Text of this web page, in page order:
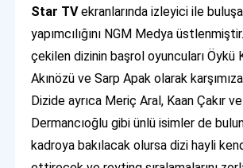
Star TVekranlarında izleyici ile
yapımcılığını NGM Medya üstlenmiştir.
çekilen dizinin başrol oyuncuları Öykü
Akınözü ve Sarp Apak olarak
Dizide ayrıca Meriç Aral, Kaan Çakır
Dermancıoğlu gibi ünlü isimler de
kadroya bakılacak olursa dizi hayli